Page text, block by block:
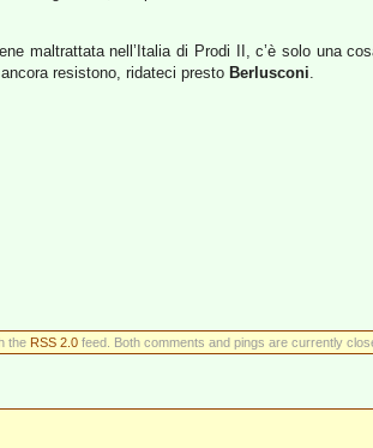
maltrattata nell’Italia di Prodi II, c’è solo una
resistono, ridateci presto Berlusconi.
the RSS 2.0feed. Both comments and pings are currently